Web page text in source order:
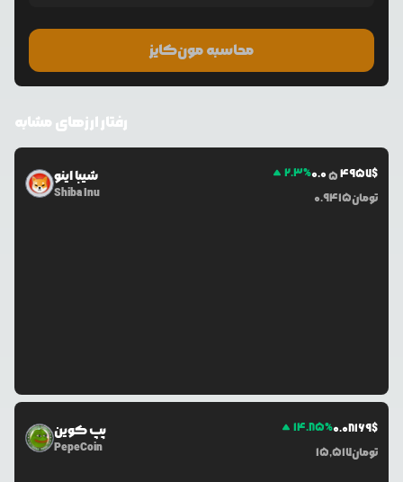
محاسبه مون‌کایز
رفتار ارزهای مشابه
شیبا اینو
Shiba Inu
2.3%0.054957$
0.9415تومان
پپ کوین
PepeCoin
14.85%0.08169$
15,517تومان